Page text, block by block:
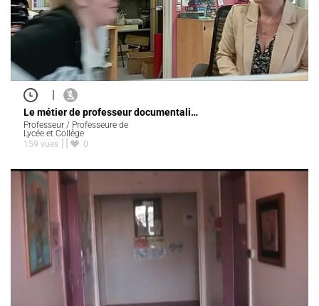
|
Le métier de professeur documentali…
Professeur / Professeure de
Lycée et Collège
159 vues
0